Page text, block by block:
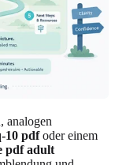
analogen
10 pdfoder einem
pdf adult